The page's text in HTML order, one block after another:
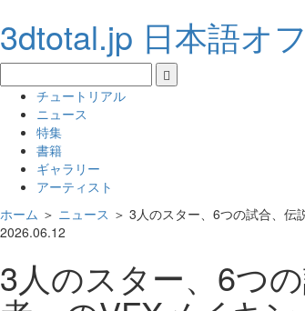
3dtotal.jp 日本語オ
チュートリアル
ニュース
特集
書籍
ギャラリー
アーティスト
ホーム ＞ ニュース ＞ 3人のスター、6つの試合、伝
2026.06.12
3人のスター、6つ